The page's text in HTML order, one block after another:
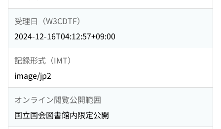
受理日（W3CDTF）
2024-12-16T04:12:57+09:00
記録形式（IMT）
image/jp2
オンライン閲覧公開範囲
国立国会図書館内限定公開